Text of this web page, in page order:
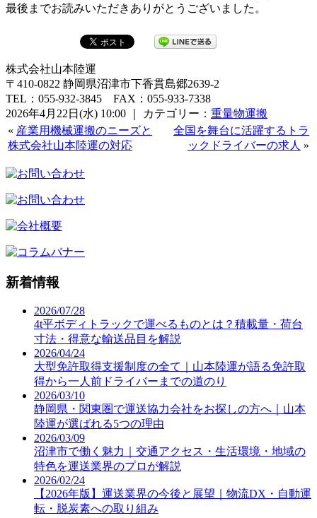
最後までお読みいただきありがとうございました。
株式会社山本陸運
〒410-0822 静岡県沼津市下香貫島郷2639-2
TEL：055-932-3845 FAX：055-933-7338
2026年4月22日(水) 10:00 ｜ カテゴリー： 重量物運搬
« 産業用機械運搬のニーズと
株式会社山本陸運の対応
全国を舞台に活躍するトラ
ックドライバーの求人 »
新着情報
2026/07/28
4t平ボディトラックで運べるものとは？積載量・荷台
寸法・得意な輸送品目を解説
2026/04/24
大型免許取得支援制度の全て｜山本陸運が語る免許取
得から一人前ドライバーまでの道のり
2026/03/10
静岡県・関東圏で運送協力会社をお探しの方へ｜山本
陸運が選ばれる5つの理由
2026/03/09
沼津市で働く魅力｜交通アクセス・生活環境・地域の
特色を運送業界のプロが解説
2026/02/24
【2026年版】運送業界の今後と展望｜物流DX・自動運
転・脱炭素への取り組み